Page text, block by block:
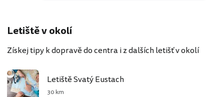
Letiště v okolí
Získej tipy k dopravě do centra i z dalších letišť v okolí
Letiště Svatý Eustach
30 km